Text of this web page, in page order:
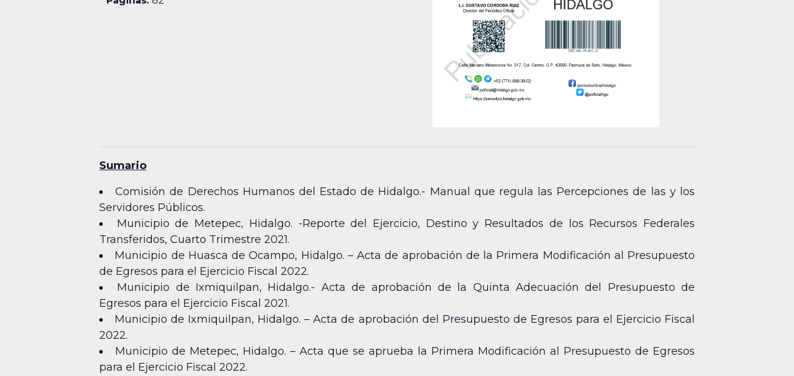
Sumario
Comisión de Derechos Humanos del Estado de Hidalgo.- Manual que regula las Percepciones de las y los
Servidores Públicos.
Municipio de Metepec, Hidalgo. -Reporte del Ejercicio, Destino y Resultados de los Recursos Federales
Transferidos, Cuarto Trimestre 2021.
Municipio de Huasca de Ocampo, Hidalgo. – Acta de aprobación de la Primera Modificación al Presupuesto
de Egresos para el Ejercicio Fiscal 2022.
Municipio de Ixmiquilpan, Hidalgo.- Acta de aprobación de la Quinta Adecuación del Presupuesto de
Egresos para el Ejercicio Fiscal 2021.
Municipio de Ixmiquilpan, Hidalgo. – Acta de aprobación del Presupuesto de Egresos para el Ejercicio Fiscal
2022.
Municipio de Metepec, Hidalgo. – Acta que se aprueba la Primera Modificación al Presupuesto de Egresos
para el Ejercicio Fiscal 2022.